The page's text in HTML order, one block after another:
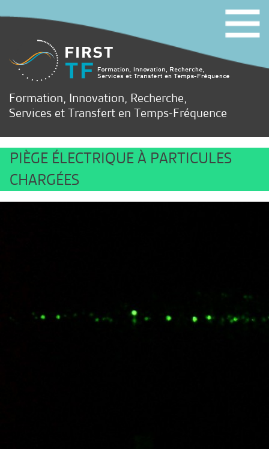
Formation, Innovation, Recherche,
Services et Transfert en Temps-Fréquence
PIÈGE ÉLECTRIQUE À PARTICULES
CHARGÉES